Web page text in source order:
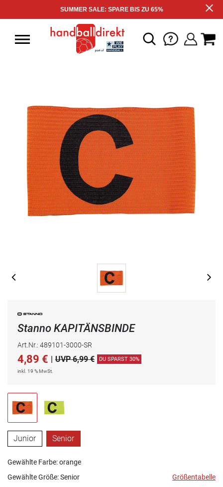
SUMMER SALE: SPARE BIS ZU 65%
Stanno KAPITÄNSBINDE
Art.Nr.: 489101-3000-SR
4,89 € | UVP 6,99 € DU SPARST 30%
inkl. 19 % MwSt.
Junior Senior
Gewählte Farbe: orange
Gewählte Größe:Senior Größentabelle